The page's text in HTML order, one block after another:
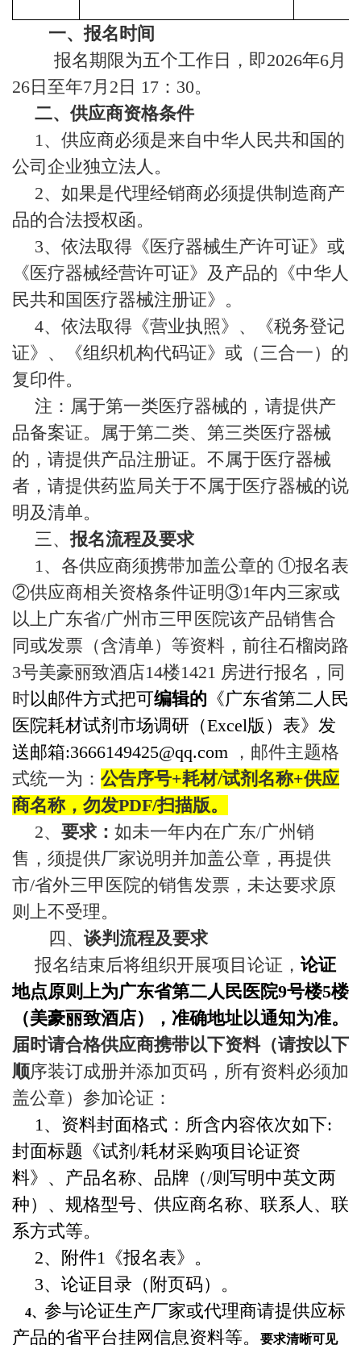
一、报名时间
报名期限为五个工作日，即2026年6月
26日至年7月 2日 17 ： 30。
二、供应商资格条件
1、供应商必须是来自中华人民共和国的
公司企业独立法人。
2、如果是代理经销商必须提供制造商产
品的合法授权函。
3、依法取得《医疗器械生产许可证》或
《医疗器械经营许可证》及产品的《中华人
民共和国医疗器械注册证》。
4、依法取得《营业执照》、《税务登记
证》、《组织机构代码证》或（三合一）的
复印件。
注：属于第一类医疗器械的，请提供产
品备案证。属于第二类、第三类医疗器械
的，请提供产品注册证。不属于医疗器械
者，请提供药监局关于不属于医疗器械的说
明及清单。
三、报名流程及要求
1、各供应商须携带加盖公章的 ①报名表
②供应商相关资格条件证明③1年内三家或
以上广东省/广州市三甲医院该产品销售合
同或发票（含清单）等资料， 前往石榴岗路
3号美豪丽致酒店14楼1421 房进行报名，同
时以邮件方式把可编辑的 《广东省第二人民
医院耗材试剂市场调研（Excel版）表》发
送邮箱:3666149425@qq.com
，邮件主题格
式统一为： 公告序号+耗材/试剂名称+供应
商名称，勿发PDF/扫描版。
2、 要求： 如未一年内在广东/广州销
售，须提供厂家说明并加盖公章，再提供
市/省外三甲医院的销售发票，未达要求原
则上不受理。
四、 谈判流程及要求
报名结束后将组织开展项目论证， 论证
地点原则上为广东省第二人民医院9号楼5楼
（美豪丽致酒店），准确地址以通知为准。
届时请合格供应商携带以下资料（请按以下
顺序装订成册并添加页码，所有资料必须加
盖公章）参加论证：
1、资料封面格式：所含内容依次如下:
封面标题《试剂 /耗材采购项目论证资
料》、产品名称、品牌（/则写明中英文两
种）、规格型号、供应商名称、联系人、联
系方式等。
2、附件1 《报名表》。
3、论证目录（附页码）。
4、 参与论证生产厂家或代理商请提供应标
产品的省平台挂网信息资料等。
要求清晰可见